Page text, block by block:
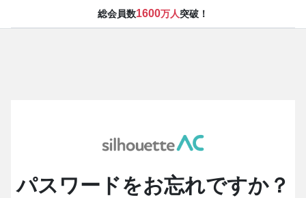
総会員数1600万人突破！
パスワードをお忘れですか？